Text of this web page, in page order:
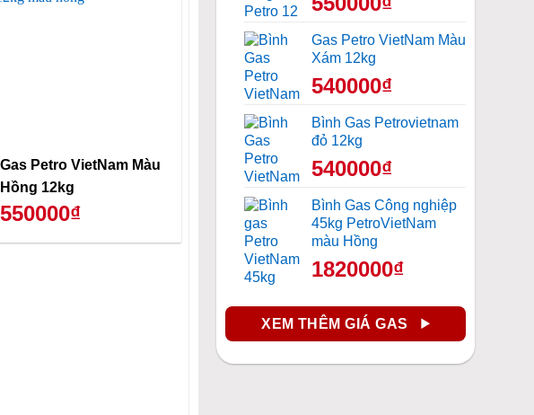
Gas Petro VietNam Màu
Hồng 12kg
550000₫
Gas Petro VietNam Màu
Xám 12kg
540000₫
Bình Gas Petrovietnam
đỏ 12kg
540000₫
Bình Gas Công nghiệp
45kg PetroVietNam
màu Hồng
1820000₫
XEM THÊM GIÁ GAS